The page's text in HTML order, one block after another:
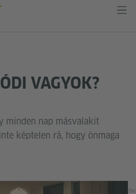
VAGYOK?
minden nap másvalakit
képtelen rá, hogy önmaga